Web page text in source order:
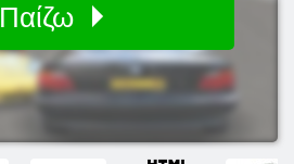
Παίζω